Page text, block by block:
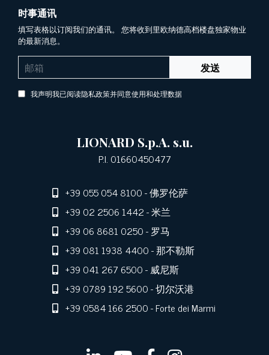
时事通讯
填写表格以订阅我们的通讯。 您将收到里欧纳德高档楼盘独家物业
的最新消息。
发送
我声明我已阅读隐私政策并同意使用和处理数据
LIONARD S.p.A. s.u.
P.I. 01660450477
+39 055 054 8100- 佛罗伦萨
+39 02 2506 1442- 米兰
+39 06 8681 0250- 罗马
+39 081 1938 4400- 那不勒斯
+39 041 267 6500- 威尼斯
+39 0789 192 5600- 切尔沃港
+39 0584 166 2500- Forte dei Marmi